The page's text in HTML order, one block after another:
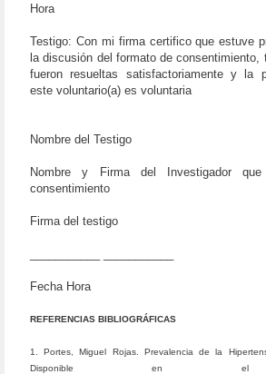
Hora
Testigo: Con mi firma certifico que estuve
la discusión del formato de consentimiento,
fueron resueltas satisfactoriamente y la
este voluntario(a) es voluntaria
Nombre del Testigo
Nombre y Firma del Investigador que
consentimiento
Firma del testigo
Fecha Hora
REFERENCIAS BIBLIOGRÁFICAS
1. Portes, Miguel Rojas. Prevalencia de la
Disponible en